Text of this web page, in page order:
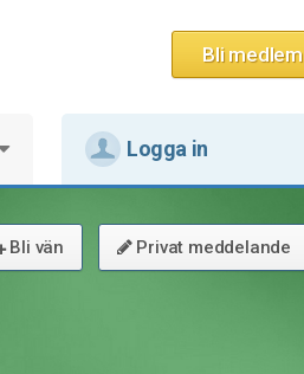
Bli medlem
Logga in
Bli vän Privat meddelande